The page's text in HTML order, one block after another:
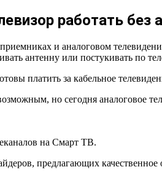
работать без
и аналоговом
антенну или постукивать по
платить за кабельное
но сегодня аналоговое
на Смарт ТВ.
предлагающих